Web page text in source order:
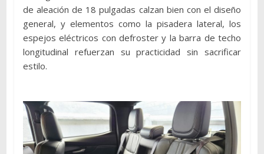
de aleación de 18 pulgadas calzan bien con el diseño
general, y elementos como la pisadera lateral, los
espejos eléctricos con defroster y la barra de techo
longitudinal refuerzan su practicidad sin sacrificar
estilo.